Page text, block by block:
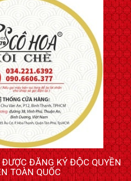
ĐĂNG KÝ ĐỘC QUYỀN
TOÀN QUỐC